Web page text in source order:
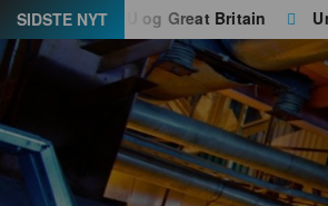
Spring
til
indhold
SIDSTE NYT
til både EU og Great Britain